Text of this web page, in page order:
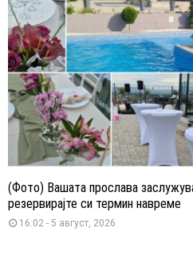
(Фото) Вашата прослава
резервирајте си термин навреме
16:02 - 5 август, 2026